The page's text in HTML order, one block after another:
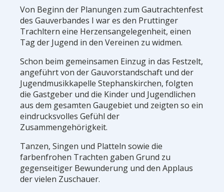
Von Beginn der Planungen zum Gautrachtenfest
des Gauverbandes I war es den Pruttinger
Trachltern eine Herzensangelegenheit, einen
Tag der Jugend in den Vereinen zu widmen.
Schon beim gemeinsamen Einzug in das Festzelt,
angeführt von der Gauvorstandschaft und der
Jugendmusikkapelle Stephanskirchen, folgten
die Gastgeber und die Kinder und Jugendlichen
aus dem gesamten Gaugebiet und zeigten so ein
eindrucksvolles Gefühl der
Zusammengehörigkeit.
Tanzen, Singen und Platteln sowie die
farbenfrohen Trachten gaben Grund zu
gegenseitiger Bewunderung und den Applaus
der vielen Zuschauer.